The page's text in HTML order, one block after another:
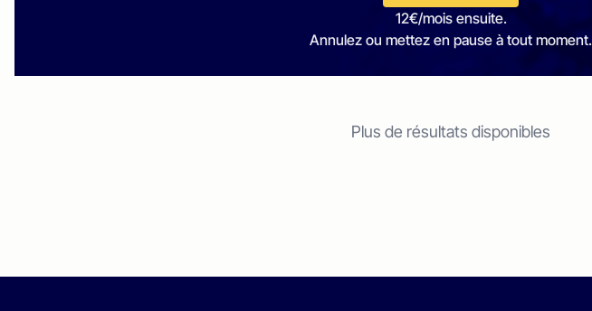
12€/mois ensuite.
Annulez ou mettez en pause à tout moment.
Plus de résultats disponibles